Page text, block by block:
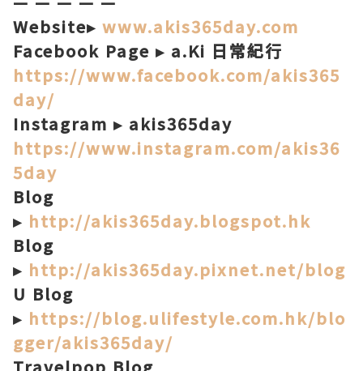
Website▸ www.akis365day.com
Facebook Page ▸ a.Ki 日常紀行
https://www.facebook.com/akis365
day/
Instagram ▸ akis365day
https://www.instagram.com/akis36
5day
Blog
▸ http://akis365day.blogspot.hk
Blog
▸ http://akis365day.pixnet.net/blog
U Blog
▸ https://blog.ulifestyle.com.hk/blo
gger/akis365day/